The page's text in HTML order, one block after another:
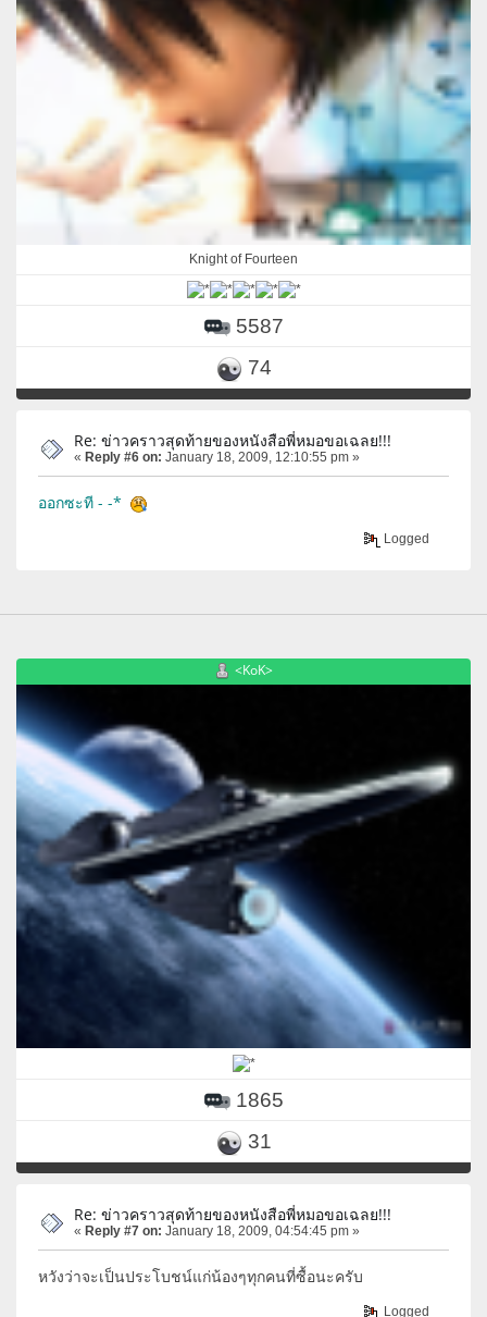
Knight of Fourteen
5587
74
Re: ข่าวคราวสุดท้ายของหนังสือพี่หมอขอเฉลย!!!
« Reply #6 on: January 18, 2009, 12:10:55 pm »
ออกซะที - -*
Logged
<KoK>
1865
31
Re: ข่าวคราวสุดท้ายของหนังสือพี่หมอขอเฉลย!!!
« Reply #7 on: January 18, 2009, 04:54:45 pm »
หวังว่าจะเป็นประโบชน์แก่น้องๆทุกคนที่ซื้อนะครับ
Logged